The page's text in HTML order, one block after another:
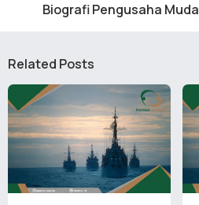
Biografi Pengusaha
Related Posts